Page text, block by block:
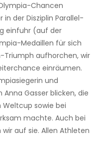
Chancen
in der Disziplin Parallel-
einfuhr (auf der
Medaillen für sich
Triumph aufhorchen, wir
einräumen.
und
Gasser blicken, die
sowie bei
machte. Auch bei
auf sie. Allen Athleten